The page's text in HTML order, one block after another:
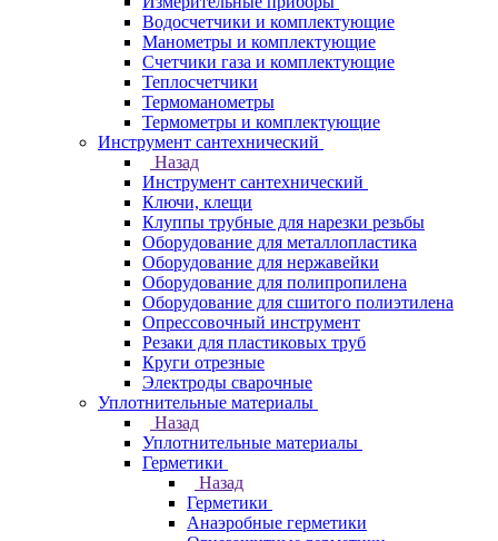
Водосчетчики и комплектующие
Манометры и комплектующие
Счетчики газа и комплектующие
Теплосчетчики
Термоманометры
Термометры и комплектующие
Инструмент сантехнический
Назад
Инструмент сантехнический
Ключи, клещи
Клуппы трубные для нарезки резьбы
Оборудование для металлопластика
Оборудование для нержавейки
Оборудование для полипропилена
Оборудование для сшитого полиэтилена
Опрессовочный инструмент
Резаки для пластиковых труб
Круги отрезные
Электроды сварочные
Уплотнительные материалы
Назад
Уплотнительные материалы
Герметики
Назад
Герметики
Анаэробные герметики